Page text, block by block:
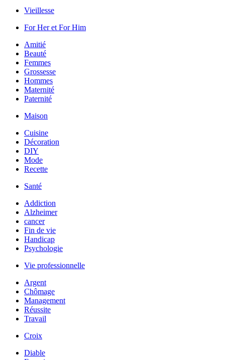
Vieillesse
For Her et For Him
Amitié
Beauté
Femmes
Grossesse
Hommes
Maternité
Paternité
Maison
Cuisine
Décoration
DIY
Mode
Recette
Santé
Addiction
Alzheimer
cancer
Fin de vie
Handicap
Psychologie
Vie professionnelle
Argent
Chômage
Management
Réussite
Travail
Croix
Diable